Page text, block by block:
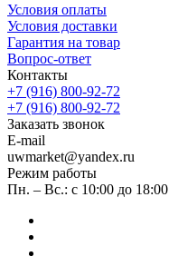
Условия оплаты
Условия доставки
Гарантия на товар
Вопрос-ответ
Контакты
+7 (916) 800-92-72
+7 (916) 800-92-72
Заказать звонок
E-mail
uwmarket@yandex.ru
Режим работы
Пн. – Вс.: с 10:00 до 18:00